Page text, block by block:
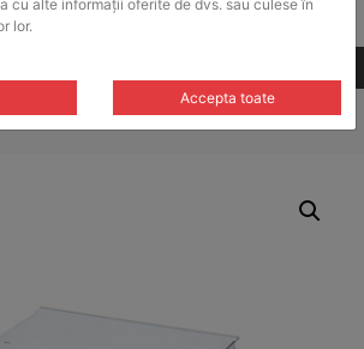
Cere-ne oferta!
/ Tija/Suport Ohaus CLR-
cu alte informații oferite de dvs. sau culese în
lor.
Accepta toate